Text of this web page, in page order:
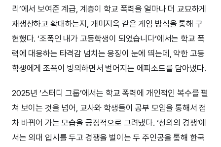
리’에서 보여준 계급, 계층이 학교 폭력을 얼마나 더 교묘하게
재생산하고 확대하는지, 개미지옥 같은 게임 방식을 통해 구
현했다. ‘조폭인 내가 고등학생이 되었습니다’에서는 학교 폭
력에 대응하는 타격감 넘치는 응징이 눈에 띄는데, 약한 고등
학생에게 조폭이 빙의하면서 벌어지는 에피소드를 담아냈다.
2025년 ‘스터디 그룹’에서는 학교 폭력에 개인적인 복수를 펼
쳐 보이는 것을 넘어, 교사와 학생들이 공부 모임을 통해서 점
차 바뀌어 가는 모습을 긍정적으로 그려냈다. ‘선의의 경쟁’에
서는 의대 입시를 두고 경쟁을 벌이는 두 주인공을 통해 한국